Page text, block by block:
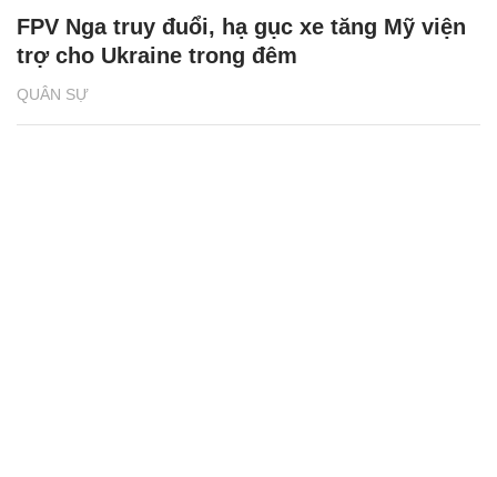
QUÂN SỰ
FPV Nga truy đuổi, hạ gục xe tăng Mỹ viện
trợ cho Ukraine trong đêm